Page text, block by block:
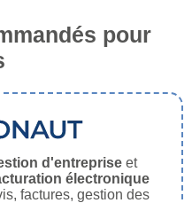
pour
d'entrepriseet
électronique
factures, gestion des